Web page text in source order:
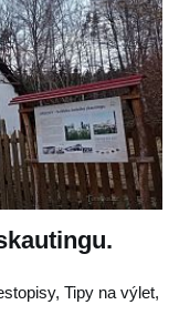
Tipy na výlet,